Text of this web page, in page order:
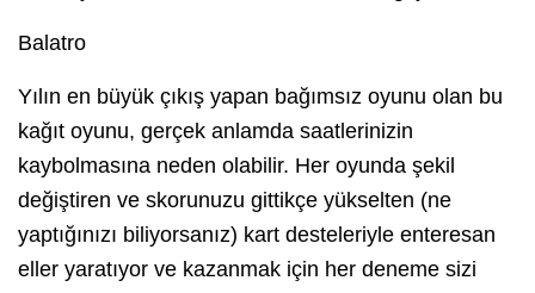
Balatro
Yılın en büyük çıkış yapan bağımsız oyunu olan bu
kağıt oyunu, gerçek anlamda saatlerinizin
kaybolmasına neden olabilir. Her oyunda şekil
değiştiren ve skorunuzu gittikçe yükselten (ne
yaptığınızı biliyorsanız) kart desteleriyle enteresan
eller yaratıyor ve kazanmak için her deneme sizi